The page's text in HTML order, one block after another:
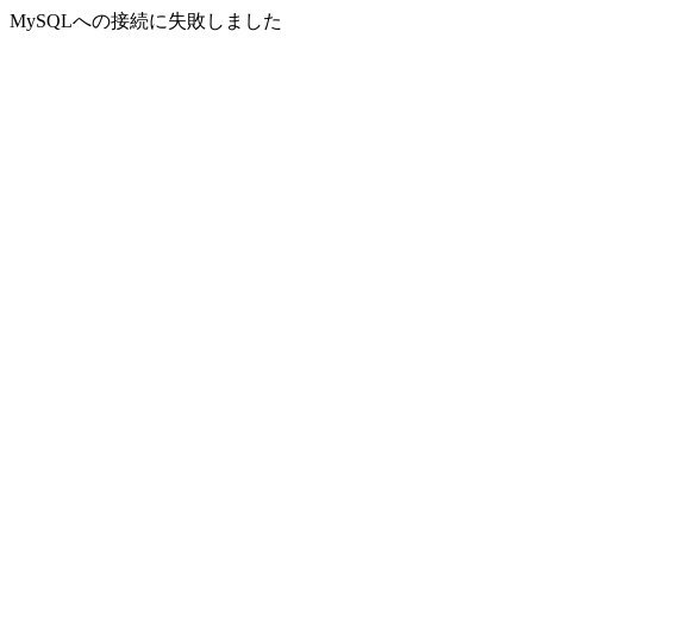
MySQLへの接続に失敗しました